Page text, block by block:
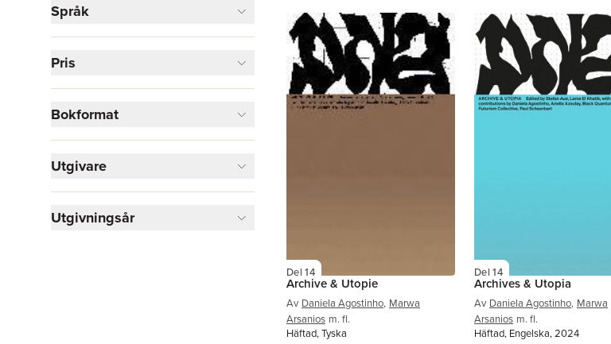
Samhälle och politik 2
Kultur 1
Skönlitteratur
Visa fler
Språk
Pris
Bokformat
Utgivare
Utgivningsår
Del 14
Archive & Utopie
Av Daniela Agostinho, Marwa
Arsanios m. fl.
Häftad, Tyska
Del 14
Archives & Utopia
Av Daniela Agostinho, Marwa
Arsanios m. fl.
Häftad, Engelska, 2024